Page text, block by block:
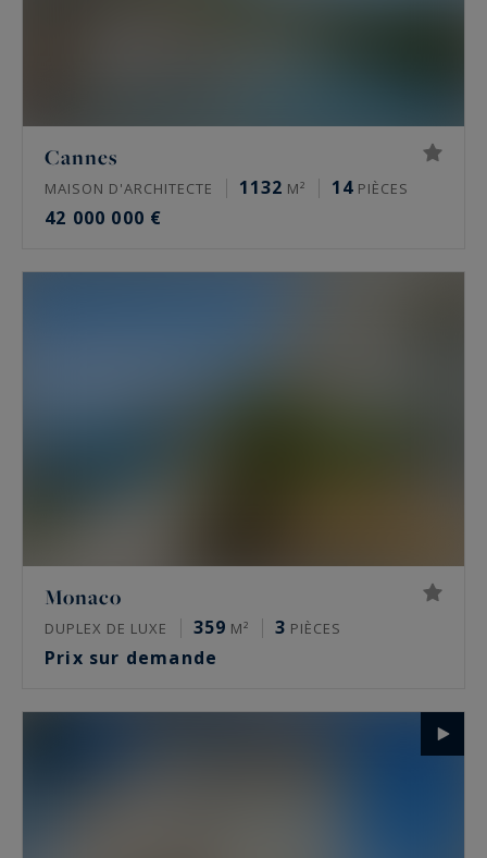
Cannes
MAISON D'ARCHITECTE 1132 M² 14 PIÈCES
42 000 000 €
Monaco
DUPLEX DE LUXE 359 M² 3 PIÈCES
Prix sur demande